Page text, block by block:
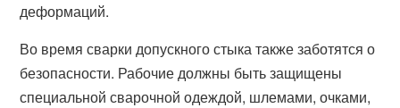
деформаций.
Во время сварки допускного стыка также заботятся о
безопасности. Рабочие должны быть защищены
специальной сварочной одеждой, шлемами, очками,